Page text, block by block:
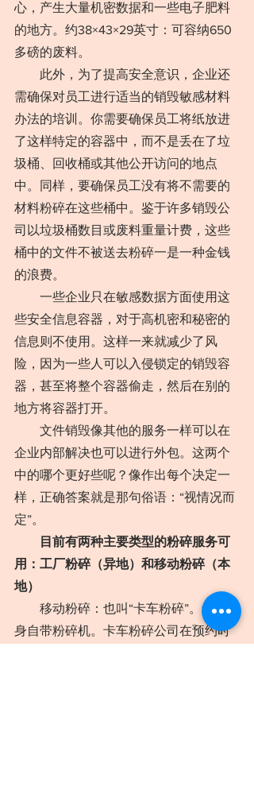
心，产生大量机密数据和一些电子肥料
的地方。约38×43×29英寸：可容纳650
多磅的废料。
此外，为了提高安全意识，企业还
需确保对员工进行适当的销毁敏感材料
办法的培训。你需要确保员工将纸放进
了这样特定的容器中，而不是丢在了垃
圾桶、回收桶或其他公开访问的地点
中。同样，要确保员工没有将不需要的
材料粉碎在这些桶中。鉴于许多销毁公
司以垃圾桶数目或废料重量计费，这些
桶中的文件不被送去粉碎一是一种金钱
的浪费。
一些企业只在敏感数据方面使用这
些安全信息容器，对于高机密和秘密的
信息则不使用。这样一来就减少了风
险，因为一些人可以入侵锁定的销毁容
器，甚至将整个容器偷走，然后在别的
地方将容器打开。
文件销毁像其他的服务一样可以在
企业内部解决也可以进行外包。这两个
中的哪个更好些呢？像作出每个决定一
样，正确答案就是那句俗语：“视情况而
定”。
目前有两种主要类型的粉碎服务可
用：工厂粉碎（异地）和移动粉碎（本
地）
移动粉碎：也叫“卡车粉碎”。卡车本
身自带粉碎机。卡车粉碎公司在预约时